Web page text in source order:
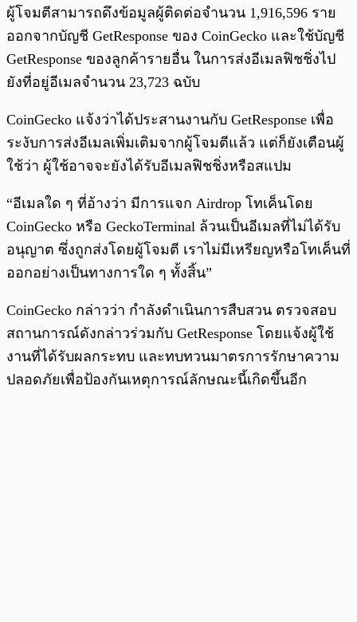
ผู้โจมตีสามารถดึงข้อมูลผู้ติดต่อจำนวน 1,916,596 ราย
ออกจากบัญชี GetResponse ของ CoinGecko และใช้บัญชี
GetResponse ของลูกค้ารายอื่น ในการส่งอีเมลฟิชชิ่งไป
ยังที่อยู่อีเมลจำนวน 23,723 ฉบับ
CoinGecko แจ้งว่าได้ประสานงานกับ GetResponse เพื่อ
ระงับการส่งอีเมลเพิ่มเติมจากผู้โจมตีแล้ว แต่ก็ยังเตือนผู้
ใช้ว่า ผู้ใช้อาจจะยังได้รับอีเมลฟิชชิ่งหรือสแปม
“อีเมลใด ๆ ที่อ้างว่า มีการแจก Airdrop โทเค็นโดย
CoinGecko หรือ GeckoTerminal ล้วนเป็นอีเมลที่ไม่ได้รับ
อนุญาต ซึ่งถูกส่งโดยผู้โจมตี เราไม่มีเหรียญหรือโทเค็นที่
ออกอย่างเป็นทางการใด ๆ ทั้งสิ้น”
CoinGecko กล่าวว่า กำลังดำเนินการสืบสวน ตรวจสอบ
สถานการณ์ดังกล่าวร่วมกับ GetResponse โดยแจ้งผู้ใช้
งานที่ได้รับผลกระทบ และทบทวนมาตรการรักษาความ
ปลอดภัยเพื่อป้องกันเหตุการณ์ลักษณะนี้เกิดขึ้นอีก